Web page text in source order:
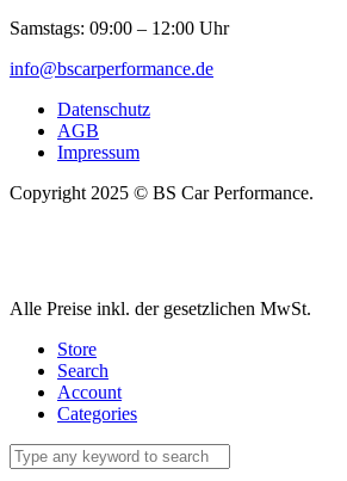
Samstags: 09:00 – 12:00 Uhr
info@bscarperformance.de
Datenschutz
AGB
Impressum
Copyright 2025 © BS Car Performance.
Alle Preise inkl. der gesetzlichen MwSt.
Store
Search
Account
Categories